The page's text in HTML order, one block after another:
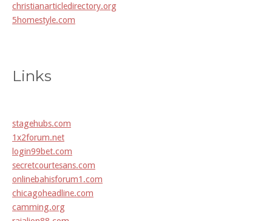
christianarticledirectory.org
5homestyle.com
Links
stagehubs.com
1x2forum.net
login99bet.com
secretcourtesans.com
onlinebahisforum1.com
chicagoheadline.com
camming.org